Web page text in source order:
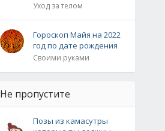
Уход за телом
Гороскоп Майя на 2022
год по дате рождения
Своими руками
Не пропустите
Позы из камасутры